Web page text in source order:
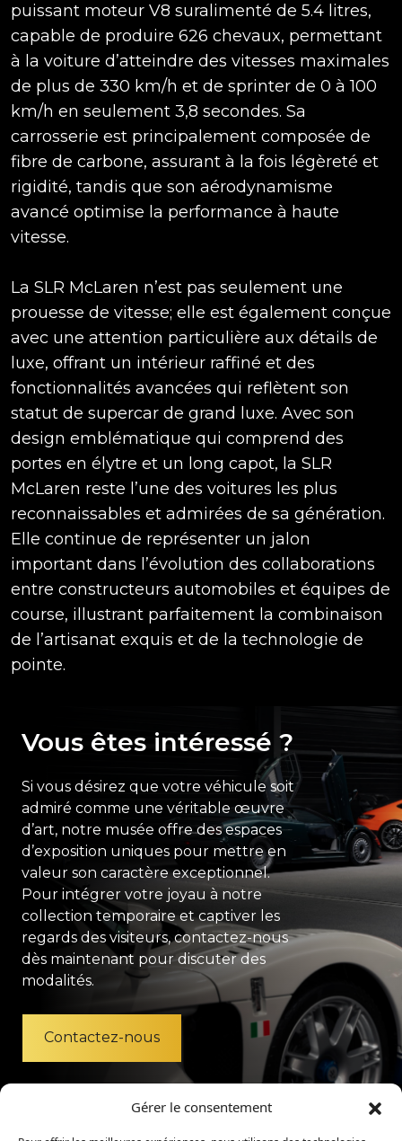
Gérer le consentement
puissant moteur V8 suralimenté de 5.4 litres,
capable de produire 626 chevaux, permettant
à la voiture d’atteindre des vitesses maximales
de plus de 330 km/h et de sprinter de 0 à 100
km/h en seulement 3,8 secondes. Sa
carrosserie est principalement composée de
fibre de carbone, assurant à la fois légèreté et
rigidité, tandis que son aérodynamisme
avancé optimise la performance à haute
vitesse.
La SLR McLaren n’est pas seulement une
prouesse de vitesse; elle est également conçue
avec une attention particulière aux détails de
luxe, offrant un intérieur raffiné et des
fonctionnalités avancées qui reflètent son
statut de supercar de grand luxe. Avec son
design emblématique qui comprend des
portes en élytre et un long capot, la SLR
McLaren reste l’une des voitures les plus
reconnaissables et admirées de sa génération.
Elle continue de représenter un jalon
important dans l’évolution des collaborations
entre constructeurs automobiles et équipes de
course, illustrant parfaitement la combinaison
de l’artisanat exquis et de la technologie de
pointe.
Vous êtes intéressé ?
Si vous désirez que votre véhicule soit
admiré comme une véritable œuvre
d’art, notre musée offre des espaces
d’exposition uniques pour mettre en
valeur son caractère exceptionnel.
Pour intégrer votre joyau à notre
collection temporaire et captiver les
regards des visiteurs, contactez-nous
dès maintenant pour discuter des
modalités.
Contactez-nous